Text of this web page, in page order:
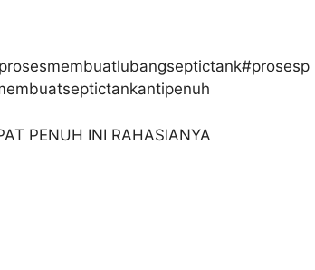
PENUH INI RAHASIANYA